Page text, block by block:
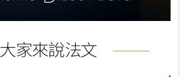
大家來說法文